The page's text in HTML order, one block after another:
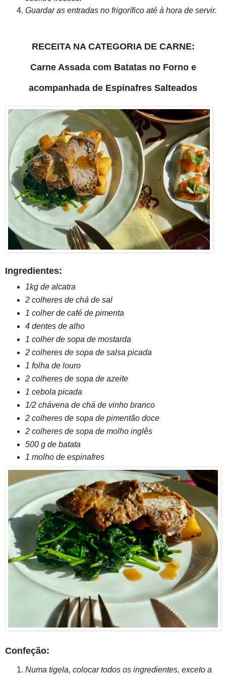
Guardar as entradas no frigorífico até à hora de servir.
RECEITA NA CATEGORIA DE CARNE:
Carne Assada com Batatas no Forno e
acompanhada de Espinafres Salteados
Ingredientes:
1kg de alcatra
2 colheres de chá de sal
1 colher de café de pimenta
4 dentes de alho
1 colher de sopa de mostarda
2 colheres de sopa de salsa picada
1 folha de louro
2 colheres de sopa de azeite
1 cebola picada
1/2 chávena de chá de vinho branco
2 colheres de sopa de pimentão doce
2 colheres de sopa de molho inglês
500 g de batata
1 molho de espinafres
Confeção:
Numa tigela, colocar todos os ingredientes, exceto a